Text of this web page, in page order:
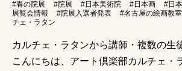
#春の院展
#院展 #日本美術院 #日本画 #日
展覧会情報
#院展入選者発表 #名古屋の絵画教室
チェ・ラタン
カルチェ・ラタンから講師・複数の生
こんにちは、アート倶楽部カルチェ・